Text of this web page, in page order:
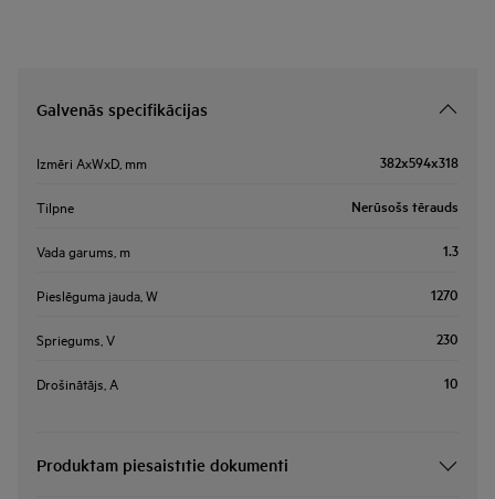
Galvenās specifikācijas
Izmēri AxWxD, mm 382x594x318
Tilpne Nerūsošs tērauds
Vada garums, m 1.3
Pieslēguma jauda, W 1270
Spriegums, V 230
Drošinātājs, A 10
Produktam piesaistītie dokumenti